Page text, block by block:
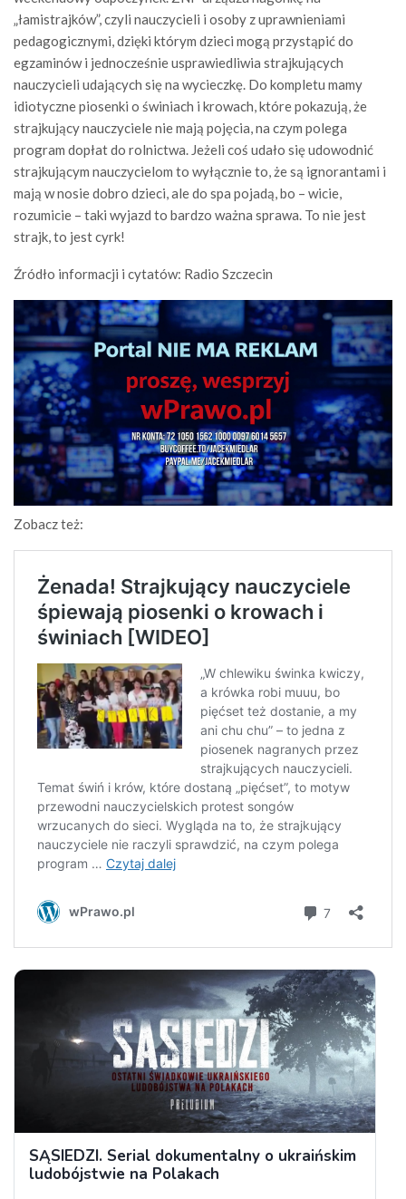
„łamistrajków”, czyli nauczycieli i osoby z uprawnieniami
pedagogicznymi, dzięki którym dzieci mogą przystąpić do
egzaminów i jednocześnie usprawiedliwia strajkujących
nauczycieli udających się na wycieczkę. Do kompletu mamy
idiotyczne piosenki o świniach i krowach, które pokazują, że
strajkujący nauczyciele nie mają pojęcia, na czym polega
program dopłat do rolnictwa. Jeżeli coś udało się udowodnić
strajkującym nauczycielom to wyłącznie to, że są ignorantami i
mają w nosie dobro dzieci, ale do spa pojadą, bo – wicie,
rozumicie – taki wyjazd to bardzo ważna sprawa. To nie jest
strajk, to jest cyrk!
Źródło informacji i cytatów: Radio Szczecin
Zobacz też: